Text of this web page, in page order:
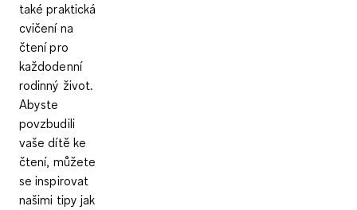
také praktická
cvičení na
čtení pro
každodenní
rodinný život.
Abyste
povzbudili
vaše dítě ke
čtení, můžete
se inspirovat
našimi tipy jak